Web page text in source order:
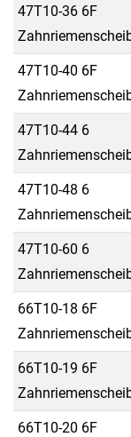
47T10-36 6F
47T10-40 6F
47T10-44 6
47T10-48 6
47T10-60 6
66T10-18 6F
66T10-19 6F
66T10-20 6F